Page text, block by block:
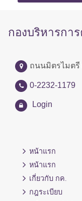
กองบริหารกา
ถนนมิตรไมตรี
0-2232-1179
Login
หน้าแรก
หน้าแรก
เกี่ยวกับ กค.
กฎระเบียบ